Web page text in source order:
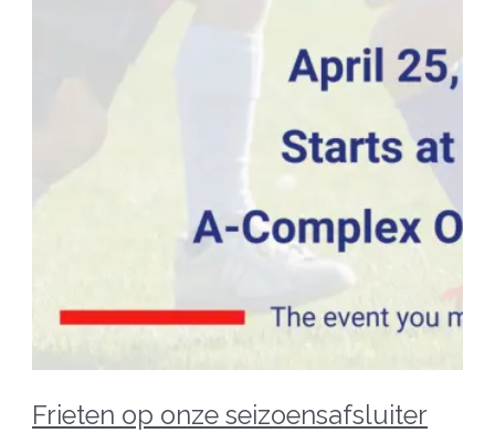
Frieten op onze seizoensafsluiter